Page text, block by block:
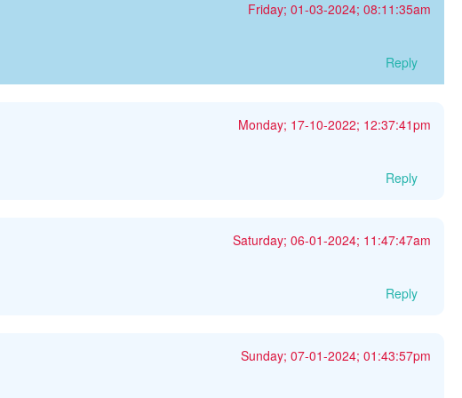
Friday; 01-03-2024; 08:11:35am
Reply
Monday; 17-10-2022; 12:37:41pm
Reply
Saturday; 06-01-2024; 11:47:47am
Reply
Sunday; 07-01-2024; 01:43:57pm